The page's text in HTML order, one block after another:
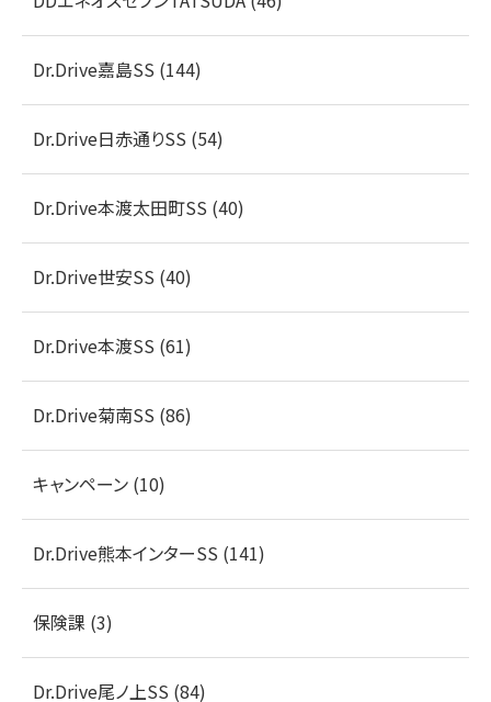
Dr.Drive嘉島SS (144)
Dr.Drive日赤通りSS (54)
Dr.Drive本渡太田町SS (40)
Dr.Drive世安SS (40)
Dr.Drive本渡SS (61)
Dr.Drive菊南SS (86)
キャンペーン (10)
Dr.Drive熊本インターSS (141)
保険課 (3)
Dr.Drive尾ノ上SS (84)